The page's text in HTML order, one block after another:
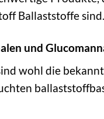
Ballaststoffe sind.
und
wohl die